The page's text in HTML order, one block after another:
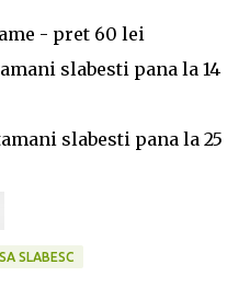
- pret 60 lei
slabesti pana la 14
slabesti pana la 25
SLABESC